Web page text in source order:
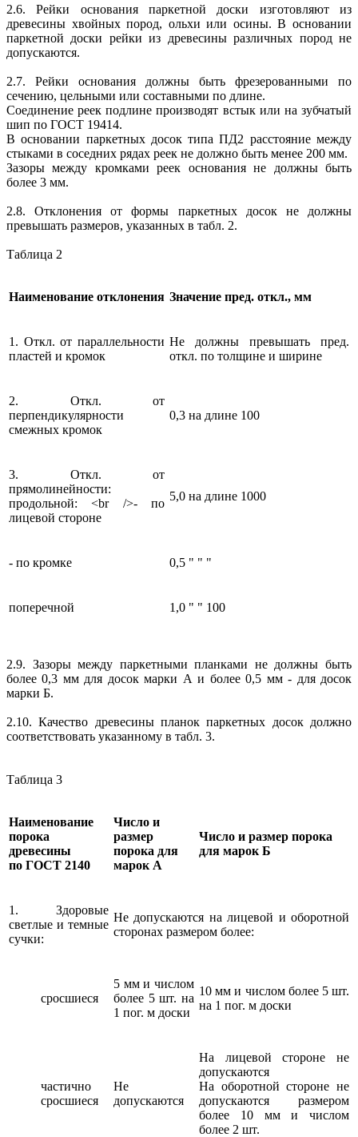
2.6. Рейки основания паркетной доски изготовляют из
древесины хвойных пород, ольхи или осины. В основании
паркетной доски рейки из древесины различных пород не
допускаются.
2.7. Рейки основания должны быть фрезерованными по
сечению, цельными или составными по длине.
Соединение реек подлине производят встык или на зубчатый
шип по ГОСТ 19414.
В основании паркетных досок типа ПД2 расстояние между
стыками в соседних рядах реек не должно быть менее 200 мм.
Зазоры между кромками реек основания не должны быть
более 3 мм.
2.8. Отклонения от формы паркетных досок не должны
превышать размеров, указанных в табл. 2.
Таблица 2
Наименование отклонения Значение пред. откл., мм
1. Откл. от параллельности
пластей и кромок
Не должны превышать пред.
откл. по толщине и ширине
2. Откл. от
перпендикулярности
смежных кромок
0,3 на длине 100
3. Откл. от
прямолинейности:
продольной: <br />- по
лицевой стороне
5,0 на длине 1000
- по кромке 0,5 " " "
поперечной 1,0 " " 100
2.9. Зазоры между паркетными планками не должны быть
более 0,3 мм для досок марки А и более 0,5 мм - для досок
марки Б.
2.10. Качество древесины планок паркетных досок должно
соответствовать указанному в табл. 3.
Таблица 3
Наименование
порока
древесины
по ГОСТ 2140
Число и
размер
порока для
марок А
Число и размер порока
для марок Б
1. Здоровые
светлые и темные
сучки:
Не допускаются на лицевой и оборотной
сторонах размером более:
сросшиеся
5 мм и числом
более 5 шт. на
1 пог. м доски
10 мм и числом более 5 шт.
на 1 пог. м доски
частично
сросшиеся
Не
допускаются
На лицевой стороне не
допускаются
На оборотной стороне не
допускаются размером
более 10 мм и числом
более 2 шт.